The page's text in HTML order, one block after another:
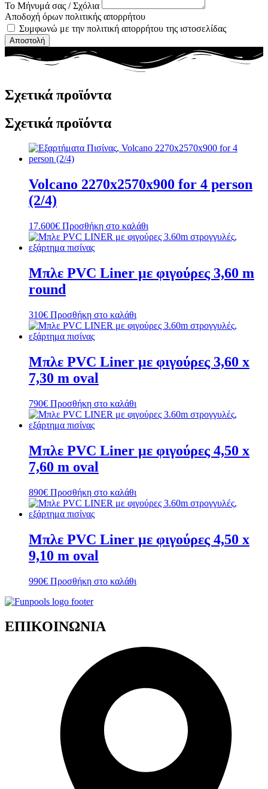
Το Μήνυμά σας / Σχόλια
Αποδοχή όρων πολιτικής απορρήτου
Συμφωνώ με την πολιτική απορρήτου της ιστοσελίδας
Αποστολή
Σχετικά προϊόντα
Σχετικά προϊόντα
Volcano 2270x2570x900 for 4 person
(2/4)
17.600€ Προσθήκη στο καλάθι
Μπλε PVC Liner με φιγούρες 3,60 m
round
310€ Προσθήκη στο καλάθι
Μπλε PVC Liner με φιγούρες 3,60 x
7,30 m oval
790€ Προσθήκη στο καλάθι
Μπλε PVC Liner με φιγούρες 4,50 x
7,60 m oval
890€ Προσθήκη στο καλάθι
Μπλε PVC Liner με φιγούρες 4,50 x
9,10 m oval
990€ Προσθήκη στο καλάθι
ΕΠΙΚΟΙΝΩΝΙΑ